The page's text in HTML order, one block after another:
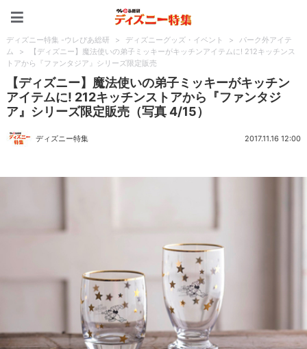
ディズニー特集 -ウレぴあ総研 > ディズニーグッズ・イベント >
パーク外アイテ
ム
>
【ディズニー】魔法使いの弟子ミッキーがキッチンアイテムに! 212キッチンス
トアから『ファンタジア』シリーズ限定販売
【ディズニー】魔法使いの弟子ミッキーがキッチン
アイテムに! 212キッチンストアから『ファンタジ
ア』シリーズ限定販売（写真 4/15）
ディズニー特集 2017.11.16 12:00